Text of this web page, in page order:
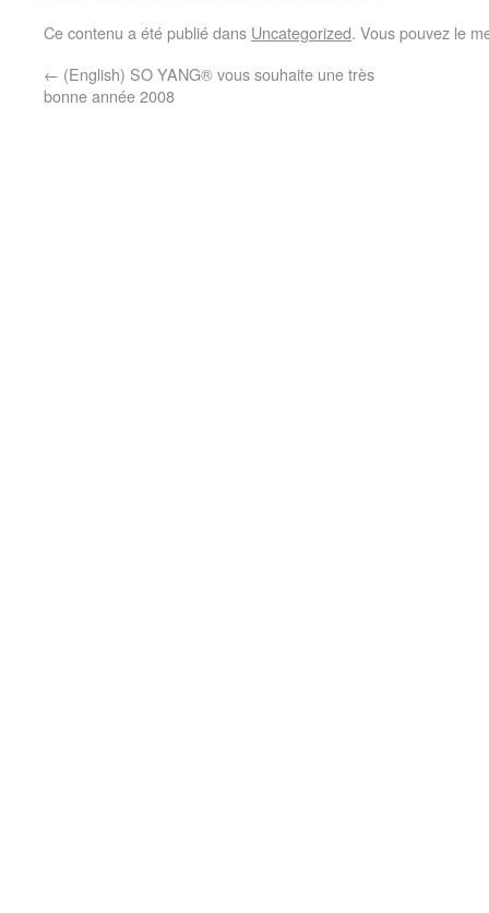
Ce contenu a été publié dans Uncategorized. Vous pouvez le
← (English) SO YANG® vous souhaite une très
bonne année 2008